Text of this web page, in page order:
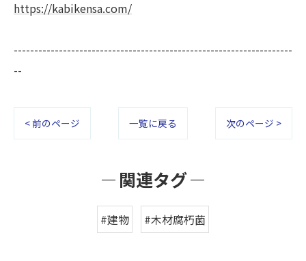
https://kabikensa.com/
--------------------------------------------------------------------
--
< 前のページ 一覧に戻る 次のページ >
関連タグ
#建物 #木材腐朽菌